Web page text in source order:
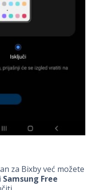
za Bixby već možete
Samsung Free